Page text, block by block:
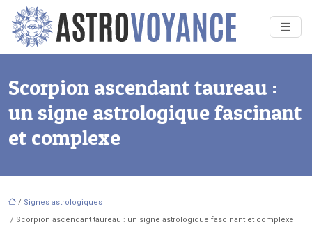
Scorpion ascendant taureau :
un signe astrologique fascinant
et complexe
/ Signes astrologiques
/ Scorpion ascendant taureau : un signe astrologique fascinant et complexe